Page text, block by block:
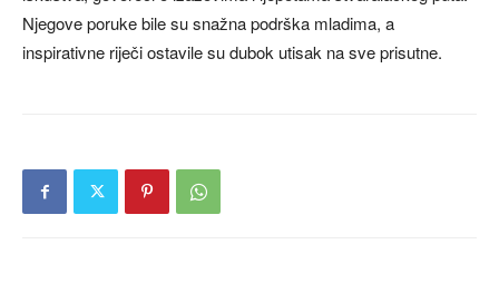
Njegove poruke bile su snažna podrška mladima, a
inspirativne riječi ostavile su dubok utisak na sve prisutne.